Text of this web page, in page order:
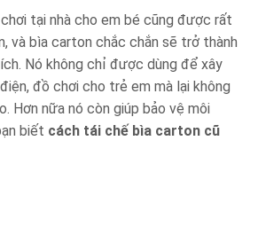
tại nhà cho em bé cũng được rất
và bìa carton chắc chắn sẽ trở thành
Nó không chỉ được dùng để xây
đồ chơi cho trẻ em mà lại không
Hơn nữa nó còn giúp bảo vệ môi
biết cách tái chế bìa carton cũ